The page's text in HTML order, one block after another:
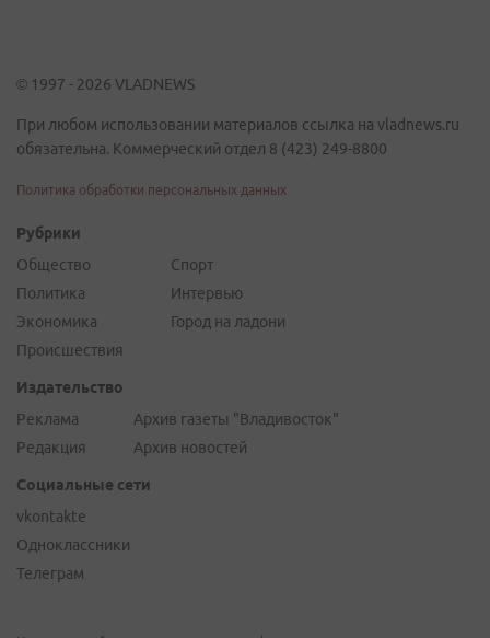
© 1997 - 2026 VLADNEWS
При любом использовании материалов ссылка на vladnews.ru
обязательна. Коммерческий отдел 8 (423) 249-8800
Политика обработки персональных данных
Рубрики
Общество
Политика
Экономика
Происшествия
Спорт
Интервью
Город на ладони
Издательство
Реклама
Редакция
Архив газеты "Владивосток"
Архив новостей
Социальные сети
vkontakte
Одноклассники
Телеграм